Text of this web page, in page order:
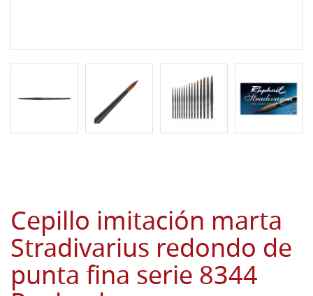
Cepillo imitación marta
Stradivarius redondo de
punta fina serie 8344